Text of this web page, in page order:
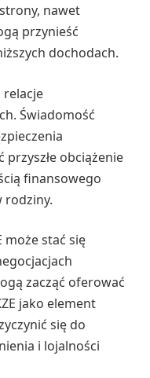
nawet
przynieść
dochodach.
relacje
Świadomość
obciążenie
finansowego
rodziny.
może stać się
zacząć oferować
jako element
się do
i lojalności